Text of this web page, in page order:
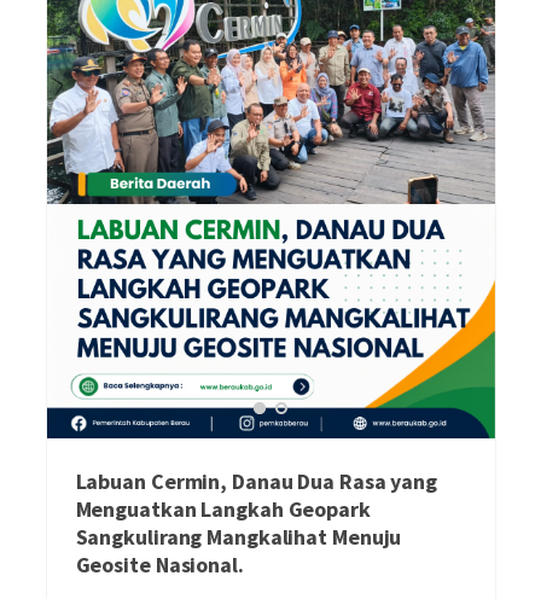
Labuan Cermin, Danau Dua Rasa yang
Menguatkan Langkah Geopark
Sangkulirang Mangkalihat Menuju
Geosite Nasional.